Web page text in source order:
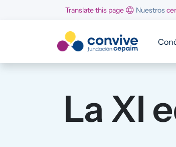
Pasar al contenido principal
Translate this page Nuestros
La XI